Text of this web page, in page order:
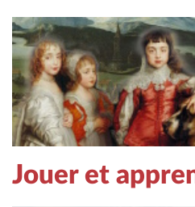
Jouer et